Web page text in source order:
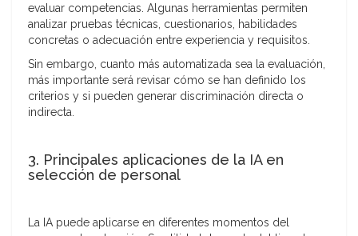
evaluar competencias. Algunas herramientas permiten
analizar pruebas técnicas, cuestionarios, habilidades
concretas o adecuación entre experiencia y requisitos.
Sin embargo, cuanto más automatizada sea la evaluación,
más importante será revisar cómo se han definido los
criterios y si pueden generar discriminación directa o
indirecta.
3. Principales aplicaciones de la IA en
selección de personal
La IA puede aplicarse en diferentes momentos del